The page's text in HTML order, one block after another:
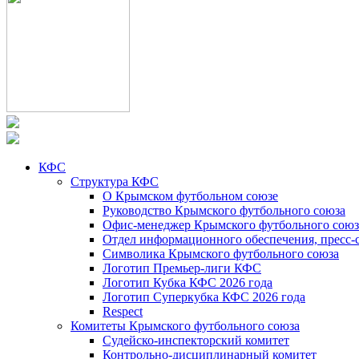
КФС
Структура КФС
О Крымском футбольном союзе
Руководство Крымского футбольного союза
Офис-менеджер Крымского футбольного
Отдел информационного обеспечения, пресс-
Символика Крымского футбольного союза
Логотип Премьер-лиги КФС
Логотип Кубка КФС 2026 года
Логотип Суперкубка КФС 2026 года
Respect
Комитеты Крымского футбольного союза
Судейско-инспекторский комитет
Контрольно-дисциплинарный комитет